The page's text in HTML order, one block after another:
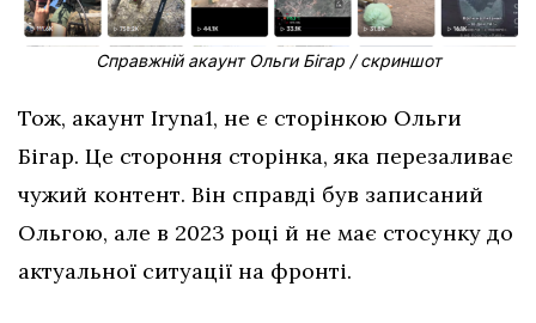
Справжній акаунт Ольги Бігар / скриншот
Тож, акаунт Iryna1, не є сторінкою Ольги
Бігар. Це стороння сторінка, яка перезаливає
чужий контент. Він справді був записаний
Ольгою, але в 2023 році й не має стосунку до
актуальної ситуації на фронті.